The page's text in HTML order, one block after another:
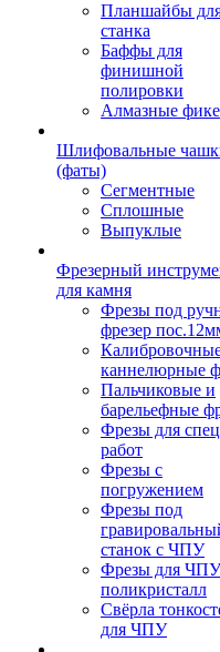
Планшайбы
станка
Баффы для
финишной
полировки
Алмазные
Шлифовальные
(фаты)
Сегментные
Сплошные
Выпуклые
Фрезерный
для камня
Фрезы под
фрезер
каннелюрные
Пальчиковые и
барельефные
Фрезы для спец
работ
Фрезы с
погружением
Фрезы под
станок с ЧПУ
Фрезы для ЧПУ
поликристалл
Свёрла
для ЧПУ